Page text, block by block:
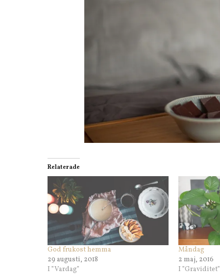
Relaterade
God frukost hemma
29 augusti, 2018
I ”Vardag”
Måndag
2 maj, 2016
I ”Graviditet”